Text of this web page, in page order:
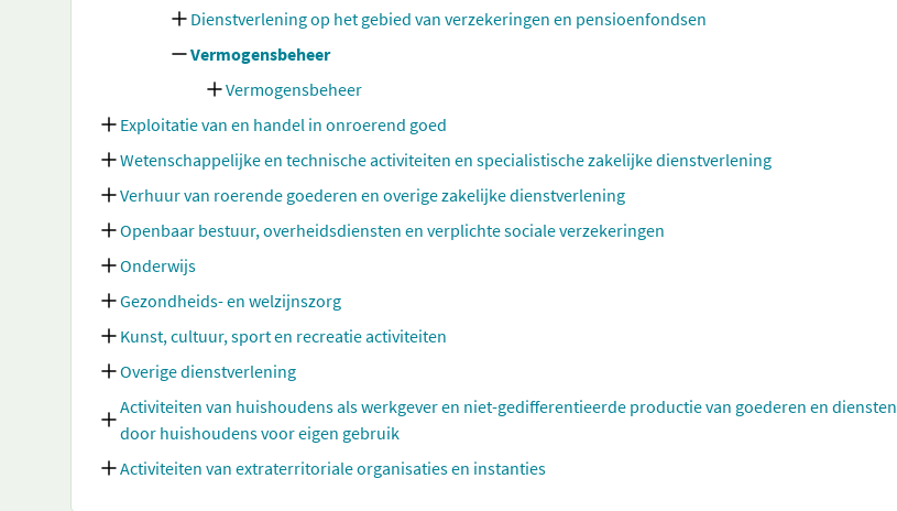
Dienstverlening op het gebied van verzekeringen en pensioenfondsen
Vermogensbeheer
Vermogensbeheer
Exploitatie van en handel in onroerend goed
Wetenschappelijke en technische activiteiten en specialistische zakelijke dienstverlening
Verhuur van roerende goederen en overige zakelijke dienstverlening
Openbaar bestuur, overheidsdiensten en verplichte sociale verzekeringen
Onderwijs
Gezondheids- en welzijnszorg
Kunst, cultuur, sport en recreatie activiteiten
Overige dienstverlening
Activiteiten van huishoudens als werkgever en niet-gedifferentieerde productie van goederen en diensten
door huishoudens voor eigen gebruik
Activiteiten van extraterritoriale organisaties en instanties